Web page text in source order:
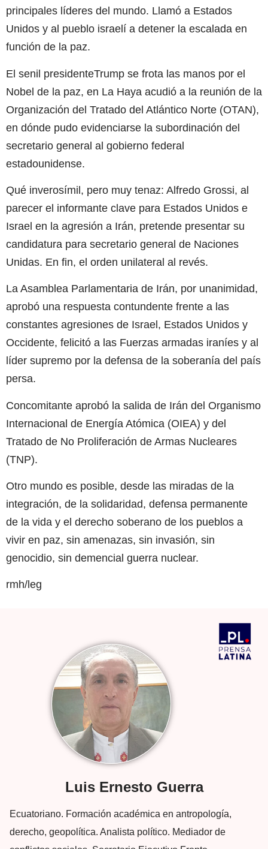
principales líderes del mundo. Llamó a Estados
Unidos y al pueblo israelí a detener la escalada en
función de la paz.
El senil presidenteTrump se frota las manos por el
Nobel de la paz, en La Haya acudió a la reunión de la
Organización del Tratado del Atlántico Norte (OTAN),
en dónde pudo evidenciarse la subordinación del
secretario general al gobierno federal
estadounidense.
Qué inverosímil, pero muy tenaz: Alfredo Grossi, al
parecer el informante clave para Estados Unidos e
Israel en la agresión a Irán, pretende presentar su
candidatura para secretario general de Naciones
Unidas. En fin, el orden unilateral al revés.
La Asamblea Parlamentaria de Irán, por unanimidad,
aprobó una respuesta contundente frente a las
constantes agresiones de Israel, Estados Unidos y
Occidente, felicitó a las Fuerzas armadas iraníes y al
líder supremo por la defensa de la soberanía del país
persa.
Concomitante aprobó la salida de Irán del Organismo
Internacional de Energía Atómica (OIEA) y del
Tratado de No Proliferación de Armas Nucleares
(TNP).
Otro mundo es posible, desde las miradas de la
integración, de la solidaridad, defensa permanente
de la vida y el derecho soberano de los pueblos a
vivir en paz, sin amenazas, sin invasión, sin
genocidio, sin demencial guerra nuclear.
rmh/leg
Luis Ernesto Guerra
Ecuatoriano. Formación académica en antropología,
derecho, geopolítica. Analista político. Mediador de